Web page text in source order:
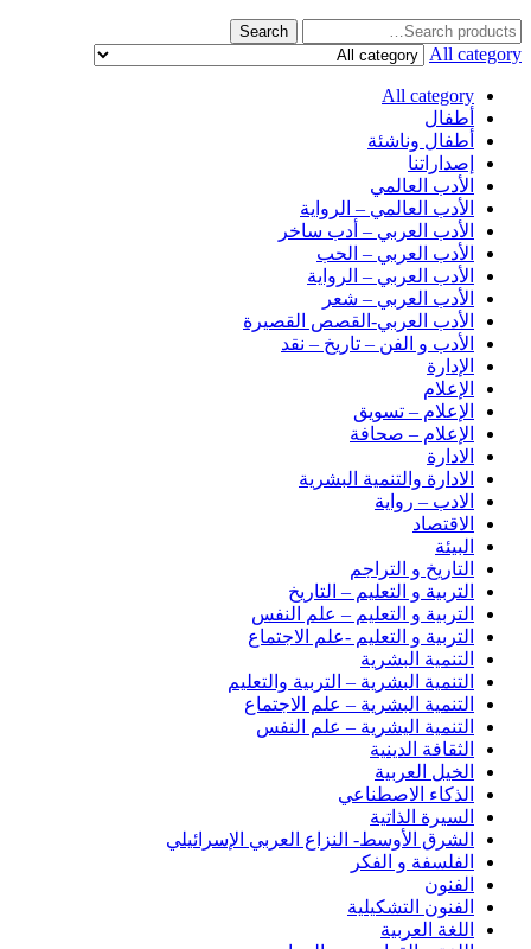
Search
All category
All category
أطفال
أطفال وناشئة
إصداراتنا
الأدب العالمي
الأدب العالمي – الرواية
الأدب العربي – أدب ساخر
الأدب العربي – الحب
الأدب العربي – الرواية
الأدب العربي – شعر
الأدب العربي-القصص القصيرة
الأدب و الفن – تاريخ – نقد
الإدارة
الإعلام
الإعلام – تسويق
الإعلام – صحافة
الادارة
الادارة والتنمية البشرية
الادب – رواية
الاقتصاد
البيئة
التاريخ و التراجم
التربية و التعليم – التاريخ
التربية و التعليم – علم النفس
التربية و التعليم -علم الاجتماع
التنمية البشرية
التنمية البشرية – التربية والتعليم
التنمية البشرية – علم الاجتماع
التنمية اليشرية – علم النفس
الثقافة الدينية
الخيل العربية
الذكاء الاصطناعي
السيرة الذاتية
الشرق الأوسط- النزاع العربي الإسرائيلي
الفلسفة و الفكر
الفنون
الفنون التشكيلية
اللغة العربية